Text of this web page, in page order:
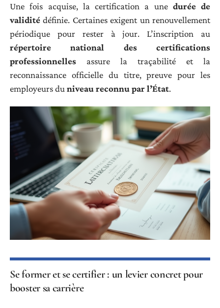
Une fois acquise, la certification a une durée de
validité définie. Certaines exigent un renouvellement
périodique pour rester à jour. L’inscription au
répertoire national des certifications
professionnelles assure la traçabilité et la
reconnaissance officielle du titre, preuve pour les
employeurs du niveau reconnu par l’État.
Se former et se certifier : un levier concret pour
booster sa carrière